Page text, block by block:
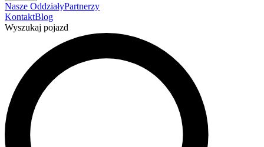
Nasze OddziałyPartnerzy
KontaktBlog
Wyszukaj pojazd